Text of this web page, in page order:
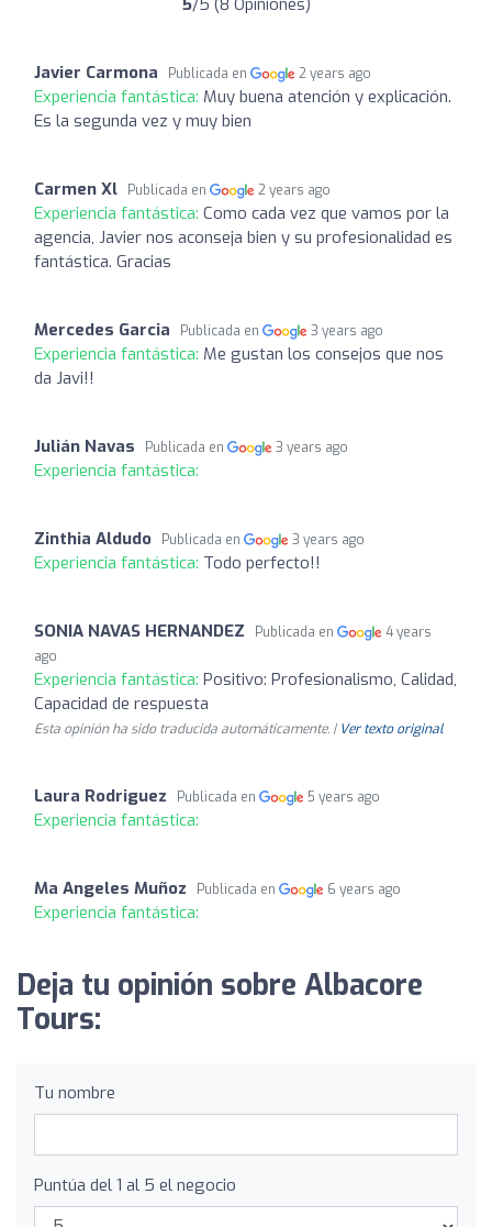
Javier Carmona Publicada en 2 years ago
Experiencia fantástica: Muy buena atención y explicación.
Es la segunda vez y muy bien
Carmen Xl Publicada en 2 years ago
Experiencia fantástica: Como cada vez que vamos por la
agencia, Javier nos aconseja bien y su profesionalidad es
fantástica. Gracias
Mercedes Garcia Publicada en 3 years ago
Experiencia fantástica: Me gustan los consejos que nos
da Javi!!
Julián Navas Publicada en 3 years ago
Experiencia fantástica:
Zinthia Aldudo Publicada en 3 years ago
Experiencia fantástica: Todo perfecto!!
SONIA NAVAS HERNANDEZ Publicada en
4 years
ago
Experiencia fantástica: Positivo: Profesionalismo, Calidad,
Capacidad de respuesta
Esta opinión ha sido traducida automáticamente. | Ver texto original
Laura Rodriguez Publicada en 5 years ago
Experiencia fantástica:
Ma Angeles Muñoz Publicada en 6 years ago
Experiencia fantástica:
Deja tu opinión sobre Albacore
Tours:
Tu nombre
Puntúa del 1 al 5 el negocio